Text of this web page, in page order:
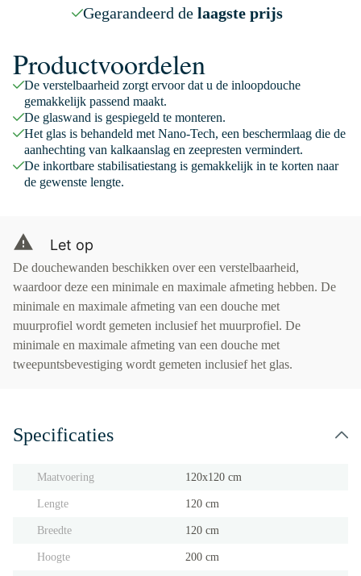
Gegarandeerd de laagste prijs
Productvoordelen
De verstelbaarheid zorgt ervoor dat u de inloopdouche
gemakkelijk passend maakt.
De glaswand is gespiegeld te monteren.
Het glas is behandeld met Nano-Tech, een beschermlaag die de
aanhechting van kalkaanslag en zeepresten vermindert.
De inkortbare stabilisatiestang is gemakkelijk in te korten naar
de gewenste lengte.
Let op
De douchewanden beschikken over een verstelbaarheid,
waardoor deze een minimale en maximale afmeting hebben. De
minimale en maximale afmeting van een douche met
muurprofiel wordt gemeten inclusief het muurprofiel. De
minimale en maximale afmeting van een douche met
tweepuntsbevestiging wordt gemeten inclusief het glas.
Specificaties
Maatvoering 120x120 cm
Lengte 120 cm
Breedte 120 cm
Hoogte 200 cm